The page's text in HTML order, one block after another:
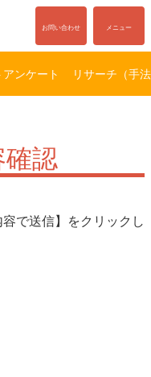
お問い合わせ メニュー
ンケート リサーチ（手
認
で送信】をクリックし